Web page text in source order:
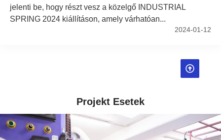
jelenti be, hogy részt vesz a közelgő INDUSTRIAL
SPRING 2024 kiállításon, amely várhatóan...
2024-01-12
Projekt Esetek